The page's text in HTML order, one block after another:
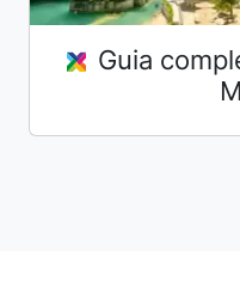
Guia